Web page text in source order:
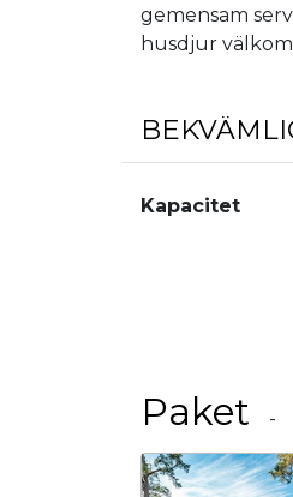
gemensam
husdjur
Kapacitet
Paket